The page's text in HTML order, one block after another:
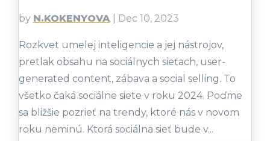
by N.KOKENYOVA Dec 10, 2023
Rozkvet umelej inteligencie a jej nástrojov,
pretlak obsahu na sociálnych sieťach, user-
generated content, zábava a social selling. To
všetko čaká sociálne siete v roku 2024. Poďme
sa bližšie pozrieť na trendy, ktoré nás v novom
roku neminú. Ktorá sociálna sieť bude v...